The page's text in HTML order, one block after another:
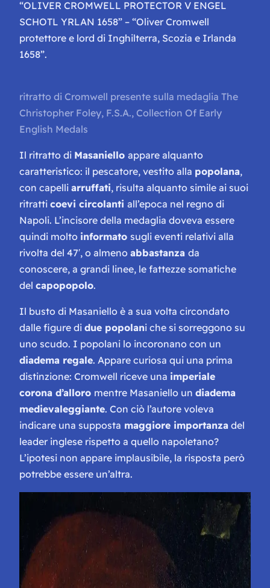
“OLIVER CROMWELL PROTECTOR V ENGEL
SCHOTL YRLAN 1658” – “Oliver Cromwell
protettore e lord di Inghilterra, Scozia e Irlanda
1658”.
ritratto di Cromwell presente sulla medaglia The
Christopher Foley, F.S.A., Collection Of Early
English Medals
Il ritratto di Masaniello appare alquanto
caratteristico: il pescatore, vestito alla popolana,
con capelli arruffati, risulta alquanto simile ai suoi
ritratti coevi circolanti all’epoca nel regno di
Napoli. L’incisore della medaglia doveva essere
quindi molto informato sugli eventi relativi alla
rivolta del 47′, o almeno abbastanza da
conoscere, a grandi linee, le fattezze somatiche
del capopopolo.
Il busto di Masaniello è a sua volta circondato
dalle figure di due popolani che si sorreggono su
uno scudo. I popolani lo incoronano con un
diadema regale. Appare curiosa qui una prima
distinzione: Cromwell riceve una imperiale
corona d’alloro mentre Masaniello un diadema
medievaleggiante. Con ciò l’autore voleva
indicare una supposta maggiore importanza del
leader inglese rispetto a quello napoletano?
L’ipotesi non appare implausibile, la risposta però
potrebbe essere un’altra.